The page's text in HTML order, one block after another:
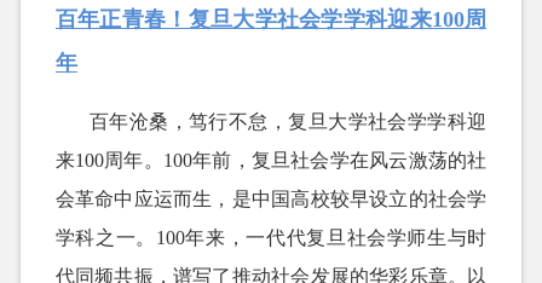
百年正青春！复旦大学社会学学科迎来100周
年
百年沧桑，笃行不怠，复旦大学社会学学科迎
来100周年。100年前，复旦社会学在风云激荡的社
会革命中应运而生，是中国高校较早设立的社会学
学科之一。100年来，一代代复旦社会学师生与时
代同频共振，谱写了推动社会发展的华彩乐章。以